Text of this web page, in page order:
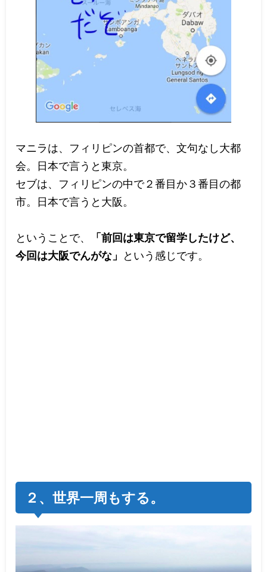
マニラは、フィリピンの首都で、文句なし大都
会。日本で言うと東京。
セブは、フィリピンの中で２番目か３番目の都
市。日本で言うと大阪。
ということで、
「前回は東京で留学したけど、
今回は大阪でんがな」 という感じです。
２、世界一周もする。